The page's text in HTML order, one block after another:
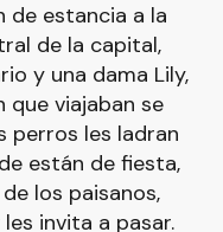
de estancia a la
de la capital,
y una dama Lily,
que viajaban se
perros les ladran
están de fiesta,
los paisanos,
invita a pasar.